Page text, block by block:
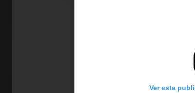
Ver esta